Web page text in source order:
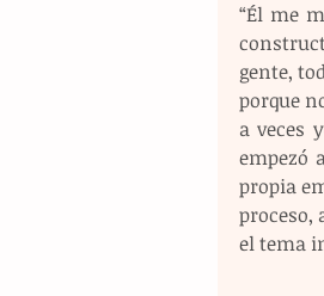
“Él me
gente,
porque
a veces
empezó
propia
proceso,
el tema